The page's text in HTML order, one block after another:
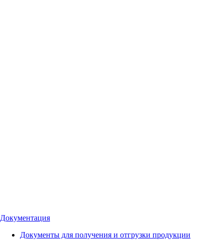
Документация
Документы для получения и отгрузки продукции